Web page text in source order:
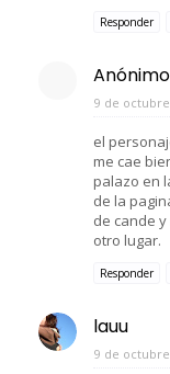
Responder
Anónimo
9 de octubre
el
me cae
palazo en
de la
de cande
otro lugar.
Responder
lauu
9 de octubre